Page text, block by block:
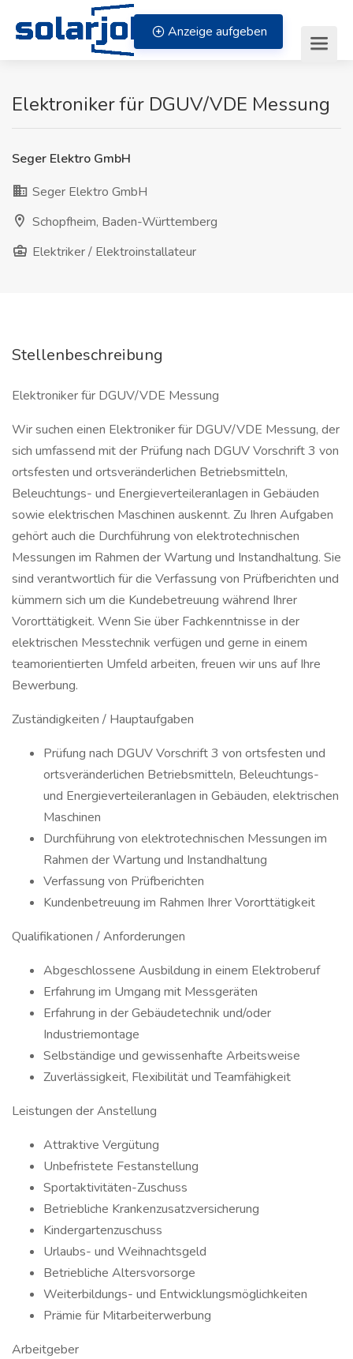
Zum Inhalt springen
Anzeige aufgeben
Elektroniker für DGUV/VDE Messung
Seger Elektro GmbH
Seger Elektro GmbH
Schopfheim, Baden-Württemberg
Elektriker / Elektroinstallateur
Stellenbeschreibung
Elektroniker für DGUV/VDE Messung
Wir suchen einen Elektroniker für DGUV/VDE Messung, der
sich umfassend mit der Prüfung nach DGUV Vorschrift 3 von
ortsfesten und ortsveränderlichen Betriebsmitteln,
Beleuchtungs- und Energieverteileranlagen in Gebäuden
sowie elektrischen Maschinen auskennt. Zu Ihren Aufgaben
gehört auch die Durchführung von elektrotechnischen
Messungen im Rahmen der Wartung und Instandhaltung. Sie
sind verantwortlich für die Verfassung von Prüfberichten und
kümmern sich um die Kundebetreuung während Ihrer
Vororttätigkeit. Wenn Sie über Fachkenntnisse in der
elektrischen Messtechnik verfügen und gerne in einem
teamorientierten Umfeld arbeiten, freuen wir uns auf Ihre
Bewerbung.
Zuständigkeiten / Hauptaufgaben
Prüfung nach DGUV Vorschrift 3 von ortsfesten und
ortsveränderlichen Betriebsmitteln, Beleuchtungs-
und Energieverteileranlagen in Gebäuden, elektrischen
Maschinen
Durchführung von elektrotechnischen Messungen im
Rahmen der Wartung und Instandhaltung
Verfassung von Prüfberichten
Kundenbetreuung im Rahmen Ihrer Vororttätigkeit
Qualifikationen / Anforderungen
Abgeschlossene Ausbildung in einem Elektroberuf
Erfahrung im Umgang mit Messgeräten
Erfahrung in der Gebäudetechnik und/oder
Industriemontage
Selbständige und gewissenhafte Arbeitsweise
Zuverlässigkeit, Flexibilität und Teamfähigkeit
Leistungen der Anstellung
Attraktive Vergütung
Unbefristete Festanstellung
Sportaktivitäten-Zuschuss
Betriebliche Krankenzusatzversicherung
Kindergartenzuschuss
Urlaubs- und Weihnachtsgeld
Betriebliche Altersvorsorge
Weiterbildungs- und Entwicklungsmöglichkeiten
Prämie für Mitarbeiterwerbung
Arbeitgeber